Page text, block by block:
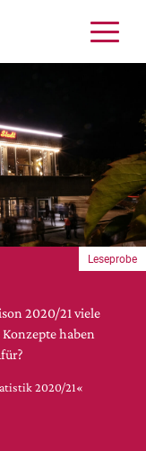
2020/21 viele
haben
2020/21«
Leseprobe